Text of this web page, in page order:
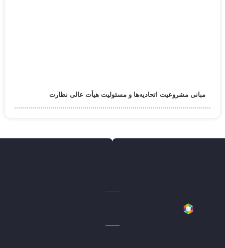
مبانی مشروعیت اتحادیه‌ها و مسئولیت هیأت عالی نظارت